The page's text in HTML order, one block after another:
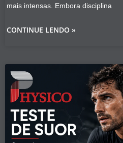
mais intensas. Embora disciplina
CONTINUE LENDO »